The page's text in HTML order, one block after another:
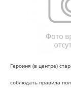
Героиня (в центре)
соблюдать правила